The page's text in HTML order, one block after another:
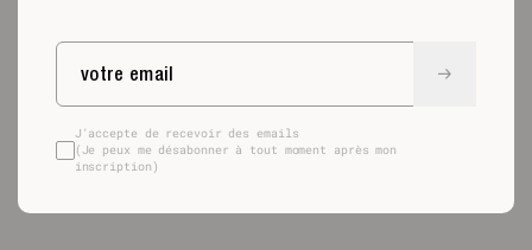
J'accepte de recevoir des emails
(Je peux me désabonner à tout moment après mon
inscription)